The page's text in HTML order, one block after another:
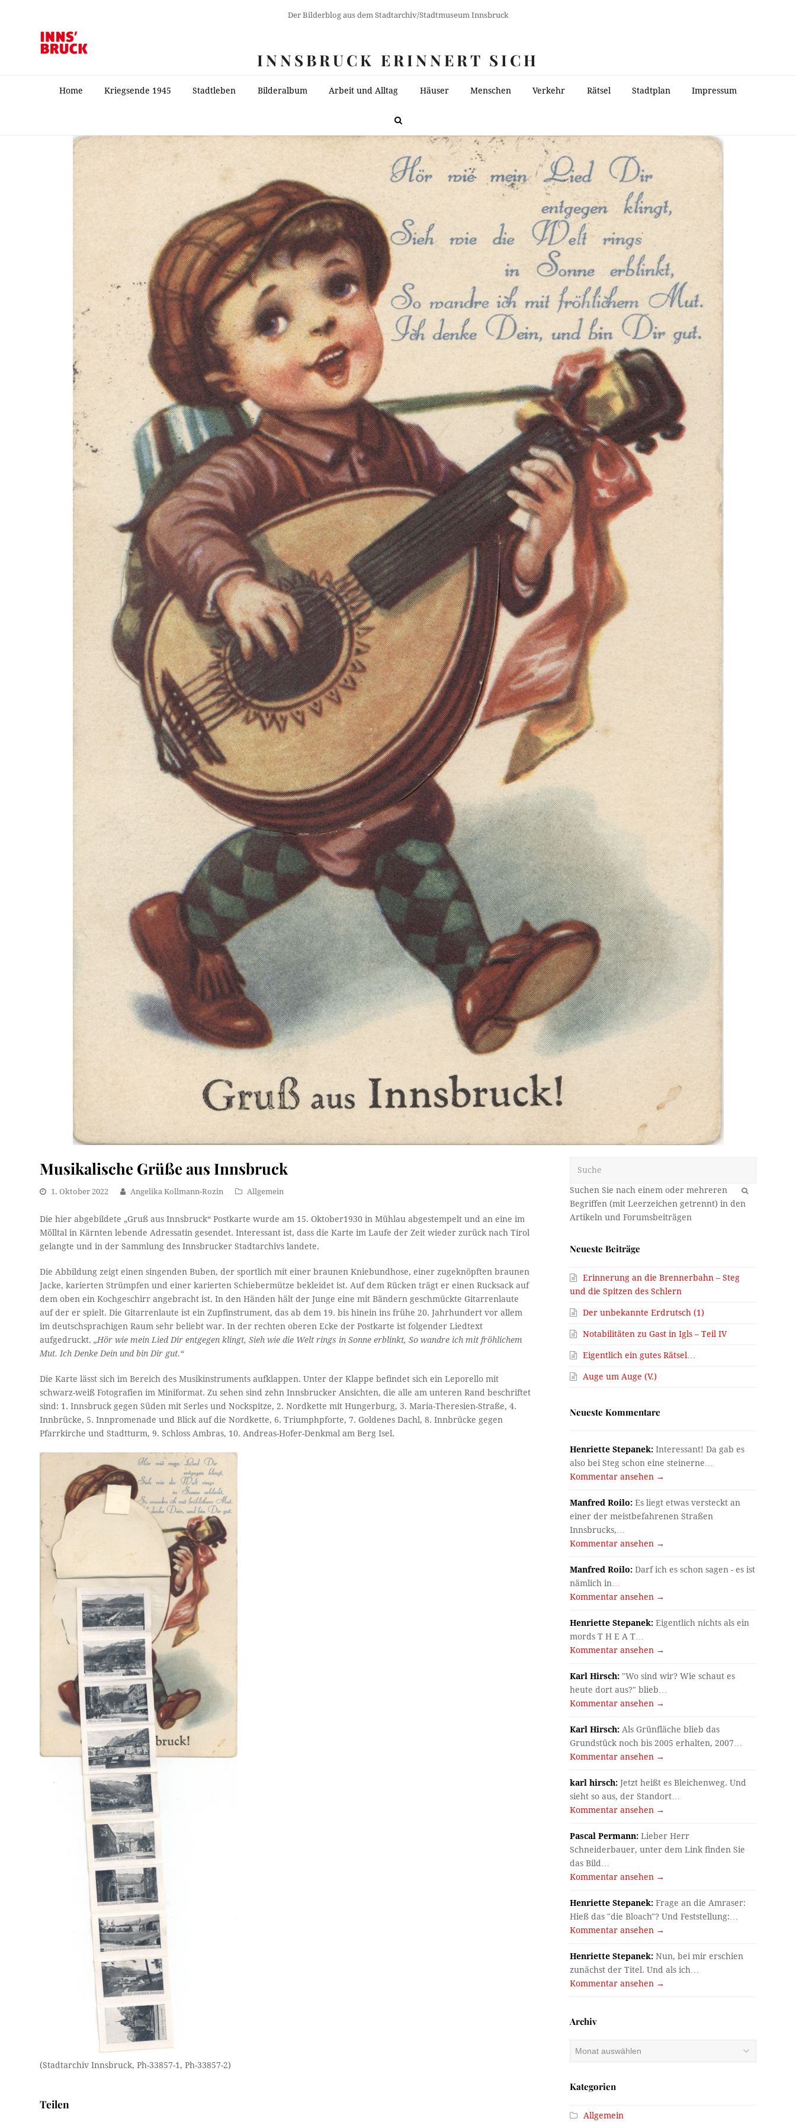
Der Bilderblog aus dem Stadtarchiv/Stadtmuseum Innsbruck
INNSBRUCK ERINNERT SICH
Home Kriegsende 1945 Stadtleben Bilderalbum Arbeit und Alltag Häuser Menschen Verkehr Rätsel Stadtplan Impressum
Musikalische Grüße aus Innsbruck
1. Oktober 2022 Angelika Kollmann-Rozin Allgemein
Die hier abgebildete „Gruß aus Innsbruck“ Postkarte wurde am 15. Oktober1930 in Mühlau abgestempelt und an eine im
Mölltal in Kärnten lebende Adressatin gesendet. Interessant ist, dass die Karte im Laufe der Zeit wieder zurück nach Tirol
gelangte und in der Sammlung des Innsbrucker Stadtarchivs landete.
Die Abbildung zeigt einen singenden Buben, der sportlich mit einer braunen Kniebundhose, einer zugeknöpften braunen
Jacke, karierten Strümpfen und einer karierten Schiebermütze bekleidet ist. Auf dem Rücken trägt er einen Rucksack auf
dem oben ein Kochgeschirr angebracht ist. In den Händen hält der Junge eine mit Bändern geschmückte Gitarrenlaute
auf der er spielt. Die Gitarrenlaute ist ein Zupfinstrument, das ab dem 19. bis hinein ins frühe 20. Jahrhundert vor allem
im deutschsprachigen Raum sehr beliebt war. In der rechten oberen Ecke der Postkarte ist folgender Liedtext
aufgedruckt.„Hör wie mein Lied Dir entgegen klingt, Sieh wie die Welt rings in Sonne erblinkt, So wandre ich mit fröhlichem
Mut. Ich Denke Dein und bin Dir gut.“
Die Karte lässt sich im Bereich des Musikinstruments aufklappen. Unter der Klappe befindet sich ein Leporello mit
schwarz-weiß Fotografien im Miniformat. Zu sehen sind zehn Innsbrucker Ansichten, die alle am unteren Rand beschriftet
sind: 1. Innsbruck gegen Süden mit Serles und Nockspitze, 2. Nordkette mit Hungerburg, 3. Maria-Theresien-Straße, 4.
Innbrücke, 5. Innpromenade und Blick auf die Nordkette, 6. Triumphpforte, 7. Goldenes Dachl, 8. Innbrücke gegen
Pfarrkirche und Stadtturm, 9. Schloss Ambras, 10. Andreas-Hofer-Denkmal am Berg Isel.
(Stadtarchiv Innsbruck, Ph-33857-1, Ph-33857-2)
Teilen
OK
Neueste Beiträge
Erinnerung an die Brennerbahn – Steg
und die Spitzen des Schlern
Der unbekannte Erdrutsch (1)
Notabilitäten zu Gast in Igls – Teil IV
Eigentlich ein gutes Rätsel…
Auge um Auge (V.)
Neueste Kommentare
Henriette Stepanek: Interessant! Da gab es
also bei Steg schon eine steinerne…
Kommentar ansehen →
Manfred Roilo: Es liegt etwas versteckt an
einer der meistbefahrenen Straßen
Innsbrucks,…
Kommentar ansehen →
Manfred Roilo: Darf ich es schon sagen - es ist
nämlich in…
Kommentar ansehen →
Henriette Stepanek: Eigentlich nichts als ein
mords T H E A T…
Kommentar ansehen →
Karl Hirsch: "Wo sind wir? Wie schaut es
heute dort aus?" blieb…
Kommentar ansehen →
Karl Hirsch: Als Grünfläche blieb das
Grundstück noch bis 2005 erhalten, 2007…
Kommentar ansehen →
karl hirsch: Jetzt heißt es Bleichenweg. Und
sieht so aus, der Standort…
Kommentar ansehen →
Pascal Permann: Lieber Herr
Schneiderbauer, unter dem Link finden Sie
das Bild…
Kommentar ansehen →
Henriette Stepanek: Frage an die Amraser:
Hieß das "die Bloach"? Und Feststellung:…
Kommentar ansehen →
Henriette Stepanek: Nun, bei mir erschien
zunächst der Titel. Und als ich…
Kommentar ansehen →
Archiv
Kategorien
Allgemein